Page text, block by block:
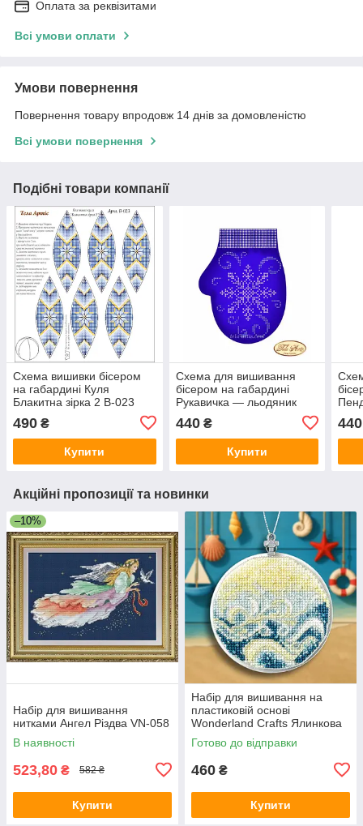
Оплата за реквізитами
Всі умови оплати
Умови повернення
Повернення товару впродовж 14 днів за домовленістю
Всі умови повернення
Подібні товари компанії
Схема вишивки бісером
на габардині Куля
Блакитна зірка 2 В-023
490 ₴
Купити
Схема для вишивання
бісером на габардині
Рукавичка — льодяник
440₴
Купити
440
Акційні пропозиції та новинки
–10%
Набір для вишивання
нитками Ангел Різдва VN-058
В наявності
523,80 ₴ 582 ₴
Купити
Набір для вишивання на
пластиковій основі
Wonderland Crafts Ялинкова
іграшка — Морські хвилі FLX-
151
Готово до відправки
460 ₴
Купити